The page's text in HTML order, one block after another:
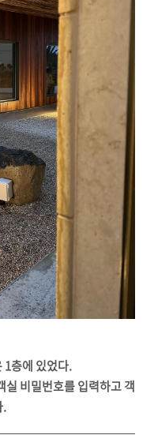
1층에 있었다.
비밀번호를 입력하고 객
.